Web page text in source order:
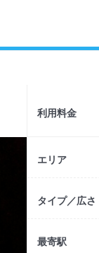
利用料金
エリア
タイプ／広さ
最寄駅